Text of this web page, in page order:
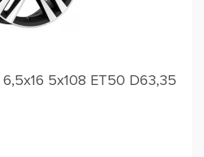
5x108 ET50 D63,35